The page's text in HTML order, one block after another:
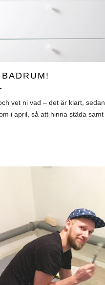
vet ni vad – det är klart, sedan
i april, så att hinna städa samt